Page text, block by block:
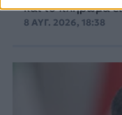
και το πλήρωμα
8 ΑΥΓ. 2026, 18:38